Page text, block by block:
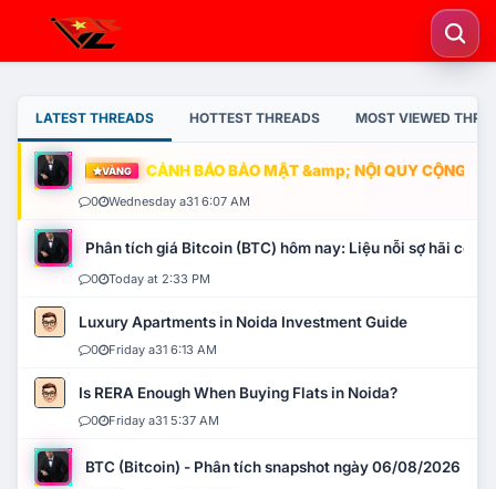
LATEST THREADS HOTTEST THREADS MOST VIEWED
VÀNG CẢNH BÁO BẢO MẬT &amp; NỘI QUY CỘNG
0 Wednesday a31 6:07 AM
Phân tích giá Bitcoin (BTC) hôm nay: Liệu nỗi sợ hãi có
0 Today at 2:33 PM
Luxury Apartments in Noida Investment Guide
0 Friday a31 6:13 AM
Is RERA Enough When Buying Flats in Noida?
0 Friday a31 5:37 AM
BTC (Bitcoin) - Phân tích snapshot ngày 06/08/2026